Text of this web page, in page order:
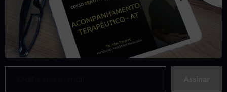
Digite seu e-mail…